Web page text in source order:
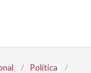
Política